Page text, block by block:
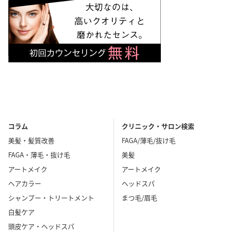
コラム
美髪・髪質改善
FAGA・薄毛・抜け毛
アートメイク
ヘアカラー
シャンプー・トリートメント
白髪ケア
頭皮ケア・ヘッドスパ
クリニック・サロン検索
FAGA/薄毛/抜け毛
美髪
アートメイク
ヘッドスパ
まつ毛/眉毛